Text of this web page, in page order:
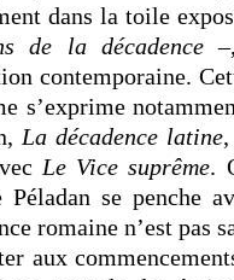
dans la toile
de la décadence–,
contemporaine.
s’exprime
La décadence latine,
Le Vice suprême.
Péladan se penche
romaine n’est pas
aux